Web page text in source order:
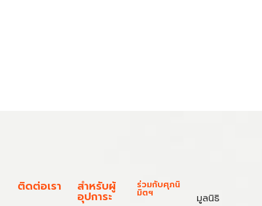
ติดต่อเรา สำหรับผู้
อุปการะ
ร่วมกับศุภนิ
มิตฯ
มูลนิธิ